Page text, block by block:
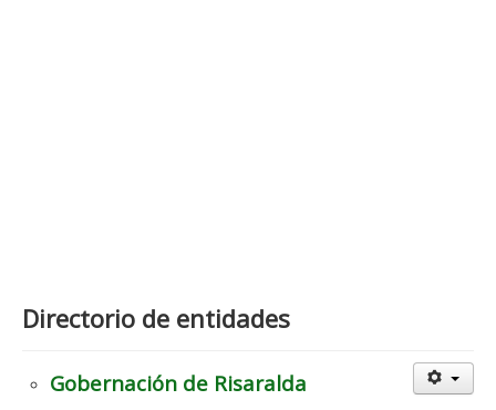
Directorio de entidades
Gobernación de Risaralda